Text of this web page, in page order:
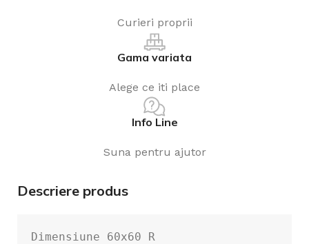
Curieri proprii
Gama variata
Alege ce iti place
Info Line
Suna pentru ajutor
Descriere produs
Dimensiune 60x60 R